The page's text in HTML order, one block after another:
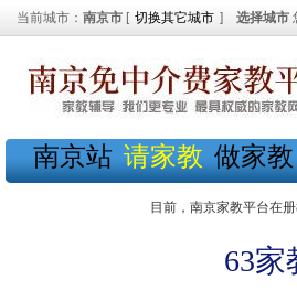
当前城市： 南京市 [ 切换其它城市 ] 选择城市
南京站 请家教 做家教
目前，南京家教平台在
63